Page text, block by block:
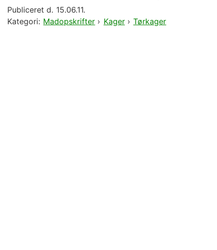
Publiceret d. 15.06.11.
Kategori: Madopskrifter › Kager› Tørkager